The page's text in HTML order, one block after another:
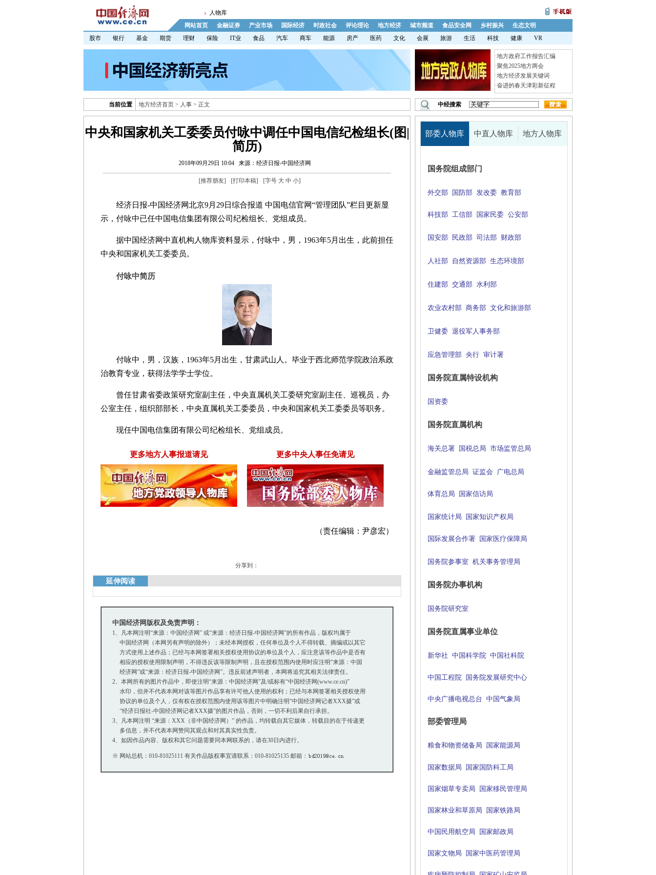
人物库
网站首页
金融证券 产业市场 国际经济 时政社会 评论理论 地方经济 城市频道 食品安全网 乡村振兴
生态文明
股市
银行 基金 期货 理财 保险 IT业 食品 汽车 商车 能源 房产 医药 文化 会展 旅游 生活 科技 健康 VR
·地方政府工作报告汇编
·聚焦2025地方两会
·地方经济发展关键词
·奋进的春天津彩新征程
当前位置 地方经济首页 > 人事 > 正文 中经搜索
中央和国家机关工委委员付咏中调任中国电信纪检组长(图|
简历)
2018年09月29日 10:04 来源：经济日报-中国经济网
[推荐朋友] [打印本稿] [字号 大 中 小]
经济日报-中国经济网北京9月29日综合报道 中国电信官网“管理团队”栏目更新显
示，付咏中已任中国电信集团有限公司纪检组长、党组成员。
据中国经济网中直机构人物库资料显示，付咏中，男，1963年5月出生，此前担任
中央和国家机关工委委员。
付咏中简历
付咏中，男，汉族，1963年5月出生，甘肃武山人。毕业于西北师范学院政治系政
治教育专业，获得法学学士学位。
曾任甘肃省委政策研究室副主任，中央直属机关工委研究室副主任、巡视员，办
公室主任，组织部部长，中央直属机关工委委员，中央和国家机关工委委员等职务。
现任中国电信集团有限公司纪检组长、党组成员。
更多地方人事报道请见 更多中央人事任免请见
（责任编辑：尹彦宏）
分享到：
延伸阅读
中国经济网版权及免责声明：
1、凡本网注明“来源：中国经济网” 或“来源：经济日报-中国经济网”的所有作品，版权均属于
中国经济网（本网另有声明的除外）；未经本网授权，任何单位及个人不得转载、摘编或以其它
方式使用上述作品；已经与本网签署相关授权使用协议的单位及个人，应注意该等作品中是否有
相应的授权使用限制声明，不得违反该等限制声明，且在授权范围内使用时应注明“来源：中国
经济网”或“来源：经济日报-中国经济网”。违反前述声明者，本网将追究其相关法律责任。
2、本网所有的图片作品中，即使注明“来源：中国经济网”及/或标有“中国经济网(www.ce.cn)”
水印，但并不代表本网对该等图片作品享有许可他人使用的权利；已经与本网签署相关授权使用
协议的单位及个人，仅有权在授权范围内使用该等图片中明确注明“中国经济网记者XXX摄”或
“经济日报社-中国经济网记者XXX摄”的图片作品，否则，一切不利后果自行承担。
3、凡本网注明 “来源：XXX（非中国经济网）” 的作品，均转载自其它媒体，转载目的在于传递更
多信息，并不代表本网赞同其观点和对其真实性负责。
4、如因作品内容、版权和其它问题需要同本网联系的，请在30日内进行。
※ 网站总机：010-81025111 有关作品版权事宜请联系：010-81025135 邮箱：
部委人物库 中直人物库 地方人物库
国务院组成部门
外交部 国防部 发改委 教育部
科技部 工信部 国家民委 公安部
国安部 民政部 司法部 财政部
人社部 自然资源部 生态环境部
住建部 交通部 水利部
农业农村部 商务部 文化和旅游部
卫健委 退役军人事务部
应急管理部 央行 审计署
国务院直属特设机构
国资委
国务院直属机构
海关总署 国税总局 市场监管总局
金融监管总局 证监会 广电总局
体育总局 国家信访局
国家统计局 国家知识产权局
国际发展合作署 国家医疗保障局
国务院参事室 机关事务管理局
国务院办事机构
国务院研究室
国务院直属事业单位
新华社 中国科学院 中国社科院
中国工程院 国务院发展研究中心
中央广播电视总台 中国气象局
部委管理局
粮食和物资储备局 国家能源局
国家数据局 国家国防科工局
国家烟草专卖局 国家移民管理局
国家林业和草原局 国家铁路局
中国民用航空局 国家邮政局
国家文物局 国家中医药管理局